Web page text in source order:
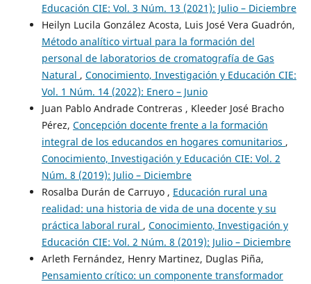
Educación CIE: Vol. 3 Núm. 13 (2021): Julio – Diciembre
Heilyn Lucila González Acosta, Luis José Vera Guadrón,
Método analítico virtual para la formación del
personal de laboratorios de cromatografía de Gas
Natural , Conocimiento, Investigación y Educación CIE:
Vol. 1 Núm. 14 (2022): Enero – Junio
Juan Pablo Andrade Contreras , Kleeder José Bracho
Pérez, Concepción docente frente a la formación
integral de los educandos en hogares comunitarios ,
Conocimiento, Investigación y Educación CIE: Vol. 2
Núm. 8 (2019): Julio – Diciembre
Rosalba Durán de Carruyo , Educación rural una
realidad: una historia de vida de una docente y su
práctica laboral rural , Conocimiento, Investigación y
Educación CIE: Vol. 2 Núm. 8 (2019): Julio – Diciembre
Arleth Fernández, Henry Martinez, Duglas Piña,
Pensamiento crítico: un componente transformador